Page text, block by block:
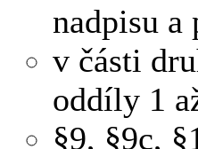
nadpisu a
v části
oddíly 1
§9, §9c,